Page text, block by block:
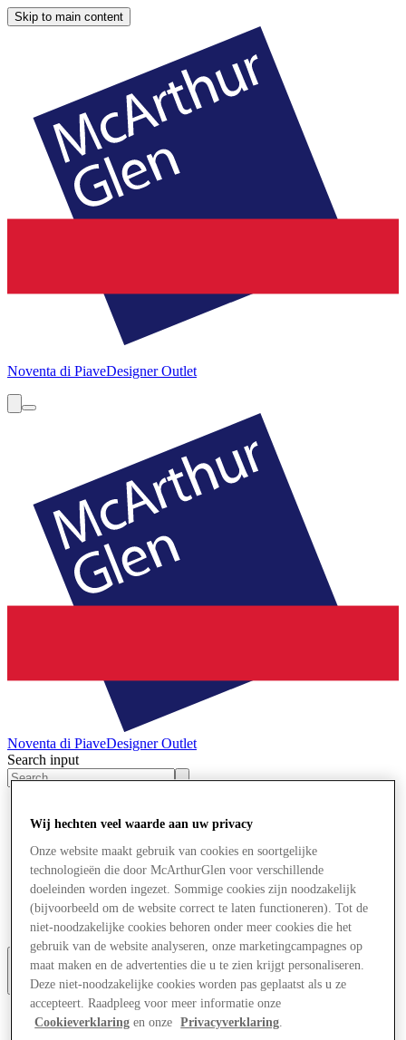
Skip to main content
Noventa di PiaveDesigner Outlet
Noventa di PiaveDesigner Outlet
Search input
Aanbiedingen
Wat is er aan
Eet & Drink
Cadeaubonnen
Diensten
Bestemmingsgids
More
Wij hechten veel waarde aan uw privacy
Onze website maakt gebruik van cookies en soortgelijke
technologieën die door McArthurGlen voor verschillende
doeleinden worden ingezet. Sommige cookies zijn noodzakelijk
(bijvoorbeeld om de website correct te laten functioneren). Tot de
niet-noodzakelijke cookies behoren onder meer cookies die het
gebruik van de website analyseren, onze marketingcampagnes op
maat maken en de advertenties die u te zien krijgt personaliseren.
Deze niet-noodzakelijke cookies worden pas geplaatst als u ze
accepteert. Raadpleeg voor meer informatie onze
Cookieverklaring en onze Privacyverklaring.